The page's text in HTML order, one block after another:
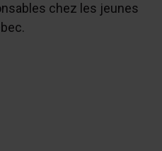
chez les jeunes